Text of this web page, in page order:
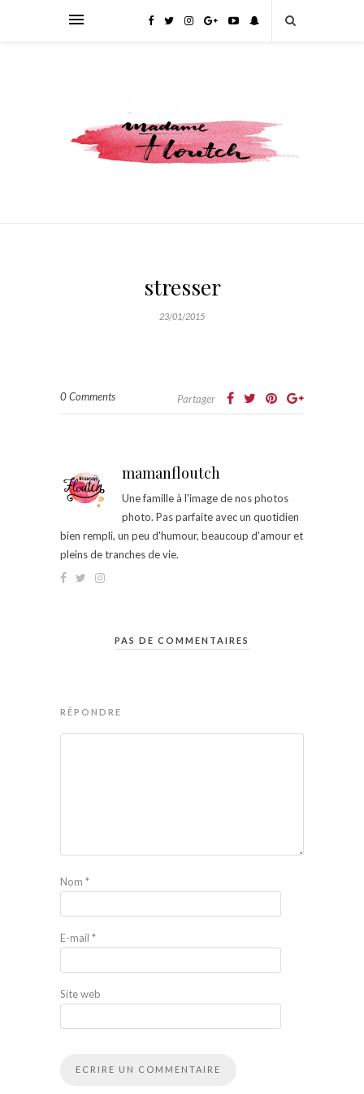
stresser
23/01/2015
0 Comments Partager
mamanfloutch
Une famille à l'image de nos photos
photo. Pas parfaite avec un quotidien
bien rempli, un peu d'humour, beaucoup d'amour et
pleins de tranches de vie.
PAS DE COMMENTAIRES
RÉPONDRE
Nom *
E-mail *
Site web